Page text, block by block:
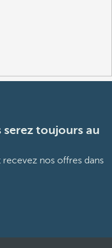
serez toujours au
nos offres dans